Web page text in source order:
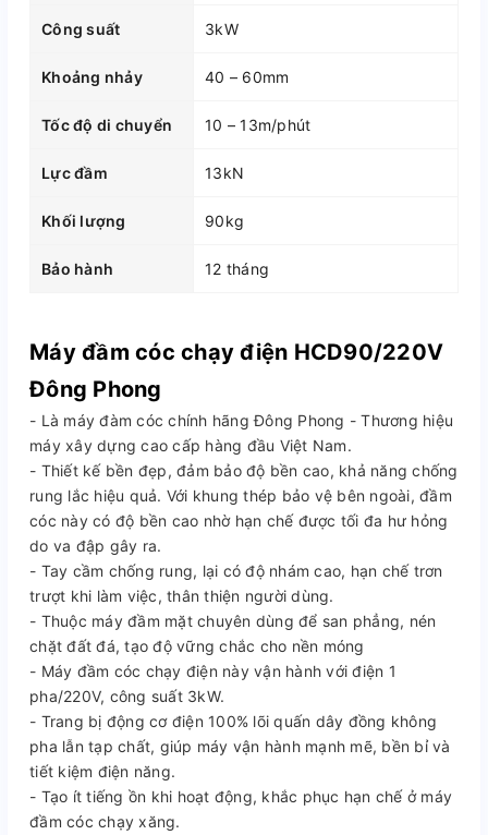
Công suất 3kW
Khoảng nhảy 40 – 60mm
Tốc độ di chuyển 10 – 13m/phút
Lực đầm 13kN
Khối lượng 90kg
Bảo hành 12 tháng
Máy đầm cóc chạy điện HCD90/220V
Đông Phong
- Là máy đàm cóc chính hãng Đông Phong - Thương hiệu
máy xây dựng cao cấp hàng đầu Việt Nam.
- Thiết kế bền đẹp, đảm bảo độ bền cao, khả năng chống
rung lắc hiệu quả. Với khung thép bảo vệ bên ngoài, đầm
cóc này có độ bền cao nhờ hạn chế được tối đa hư hỏng
do va đập gây ra.
- Tay cầm chống rung, lại có độ nhám cao, hạn chế trơn
trượt khi làm việc, thân thiện người dùng.
- Thuộc máy đầm mặt chuyên dùng để san phẳng, nén
chặt đất đá, tạo độ vững chắc cho nền móng
- Máy đầm cóc chạy điện này vận hành với điện 1
pha/220V, công suất 3kW.
- Trang bị động cơ điện 100% lõi quấn dây đồng không
pha lẫn tạp chất, giúp máy vận hành mạnh mẽ, bền bỉ và
tiết kiệm điện năng.
- Tạo ít tiếng ồn khi hoạt động, khắc phục hạn chế ở máy
đầm cóc chạy xăng.